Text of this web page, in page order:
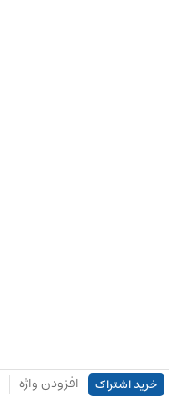
خرید اشتراک افزودن واژه